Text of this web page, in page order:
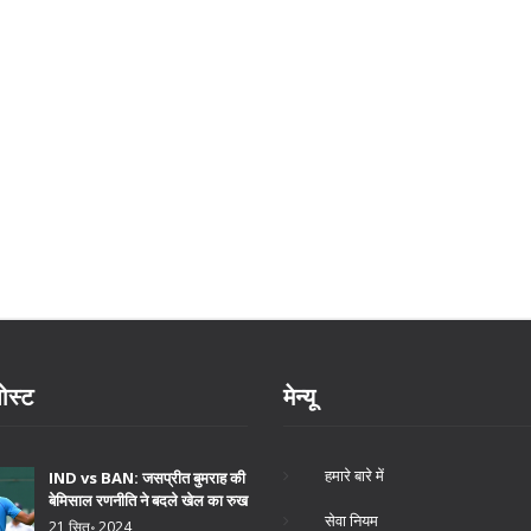
IND vs BAN: जसप्रीत बुमराह की
बेमिसाल रणनीति ने बदले खेल का रुख
21 सित॰ 2024
मेन्यू
हमारे बारे में
सेवा नियम